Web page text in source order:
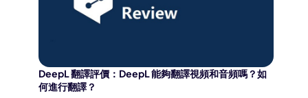
DeepL 翻譯評價：DeepL 能夠翻譯視頻和音頻嗎？如
何進行翻譯？